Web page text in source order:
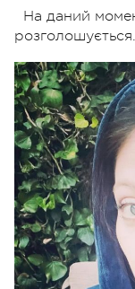
На даний
розголошується.